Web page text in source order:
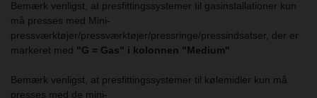
Bemærk venligst, at presfittingssystemer til gasinstallationer kun
må presses med Mini-
pressværktøjer/pressværktøjer/pressringe/pressindsatser, der er
markeret med "G = Gas" i kolonnen "Medium"
Bemærk venligst, at presfittingssystemer til kølemidler kun må
presses med de mini-